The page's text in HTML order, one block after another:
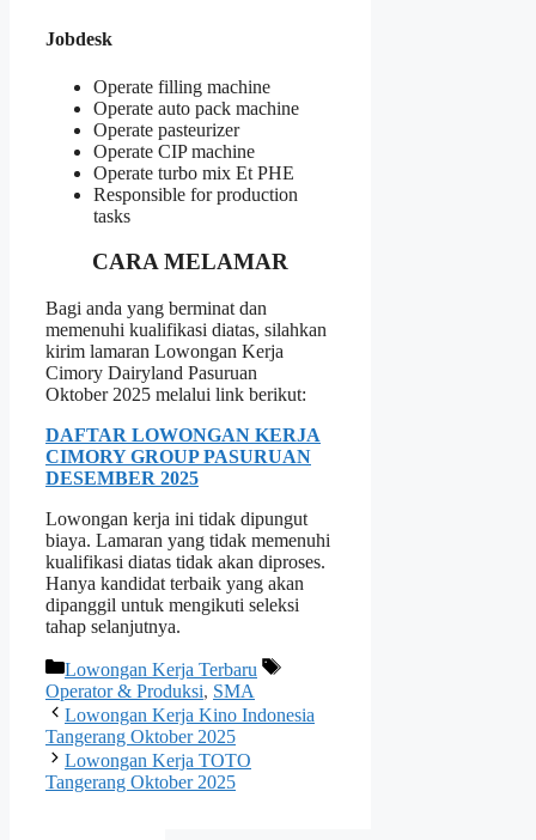
Jobdesk
Operate filling machine
Operate auto pack machine
Operate pasteurizer
Operate CIP machine
Operate turbo mix Et PHE
Responsible for production
tasks
CARA MELAMAR
Bagi anda yang berminat dan
memenuhi kualifikasi diatas, silahkan
kirim lamaran Lowongan Kerja
Cimory Dairyland Pasuruan
Oktober 2025 melalui link berikut:
DAFTAR LOWONGAN KERJA
CIMORY GROUP PASURUAN
DESEMBER 2025
Lowongan kerja ini tidak dipungut
biaya. Lamaran yang tidak memenuhi
kualifikasi diatas tidak akan diproses.
Hanya kandidat terbaik yang akan
dipanggil untuk mengikuti seleksi
tahap selanjutnya.
Kategori
Lowongan Kerja Terbaru
Tag
Operator & Produksi, SMA
Lowongan Kerja Kino Indonesia
Tangerang Oktober 2025
Lowongan Kerja TOTO
Tangerang Oktober 2025